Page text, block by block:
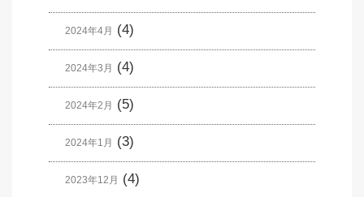
2024年4月 (4)
2024年3月 (4)
2024年2月 (5)
2024年1月 (3)
2023年12月 (4)